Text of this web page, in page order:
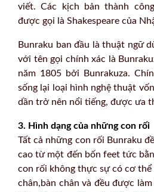
viết. Các kịch bản thành
được gọi là Shakespeare của
Bunraku ban đầu là thuật ngữ
với tên gọi chính xác là
năm 1805 bởi Bunrakuza.
sống lại loại hình nghệ thuật
dần trở nên nổi tiếng, được ưa
3. Hình dạng của những con rối
Tất cả những con rối Bunraku
cao từ một đến bốn feet tức
con rối không thực sự có cơ thể
chân,bàn chân và đều được